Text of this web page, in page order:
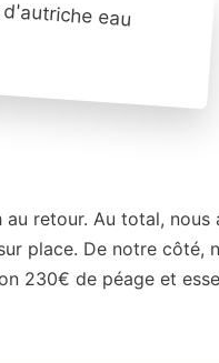
au retour. Au total, nous
place. De notre côté,
230€ de péage et